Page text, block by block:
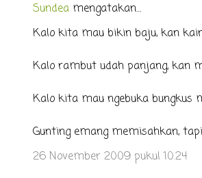
Sundeamengatakan…
Kalo kita mau bikin baju, kan
Kalo rambut udah panjang, kan
Kalo kita mau ngebuka bungkus
Gunting emang memisahkan,
26 November 2009 pukul 10.24